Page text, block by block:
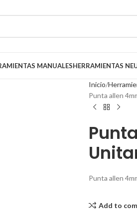
MANUALESHERRAMIENTAS
Inicio
Punta allen
Punta allen
Add to